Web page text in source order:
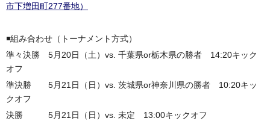
市下増田町277番地）
◾️組み合わせ（トーナメント方式）
準々決勝 5月20日（土）vs. 千葉県or栃木県の勝者 14:20キック
オフ
準決勝 5月21日（日）vs. 茨城県or神奈川県の勝者 10:20キッ
クオフ
決勝 5月21日（日）vs. 未定 13:00キックオフ